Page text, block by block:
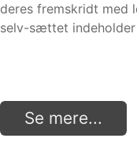
deres fremskridt med
selv-sættet indeholder
Se mere...